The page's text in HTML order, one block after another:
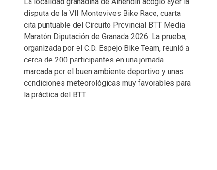
disputa de la VII Montevives Bike Race, cuarta
cita puntuable del Circuito Provincial BTT Media
Maratón Diputación de Granada 2026. La prueba,
organizada por el C.D. Espejo Bike Team, reunió a
cerca de 200 participantes en una jornada
marcada por el buen ambiente deportivo y unas
condiciones meteorológicas muy favorables para
la práctica del BTT.